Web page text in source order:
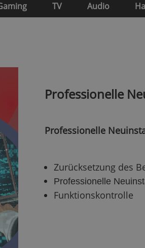
TV Audio
Professionelle
Professionelle
Zurücksetzung des
Professionelle
Funktionskontrolle